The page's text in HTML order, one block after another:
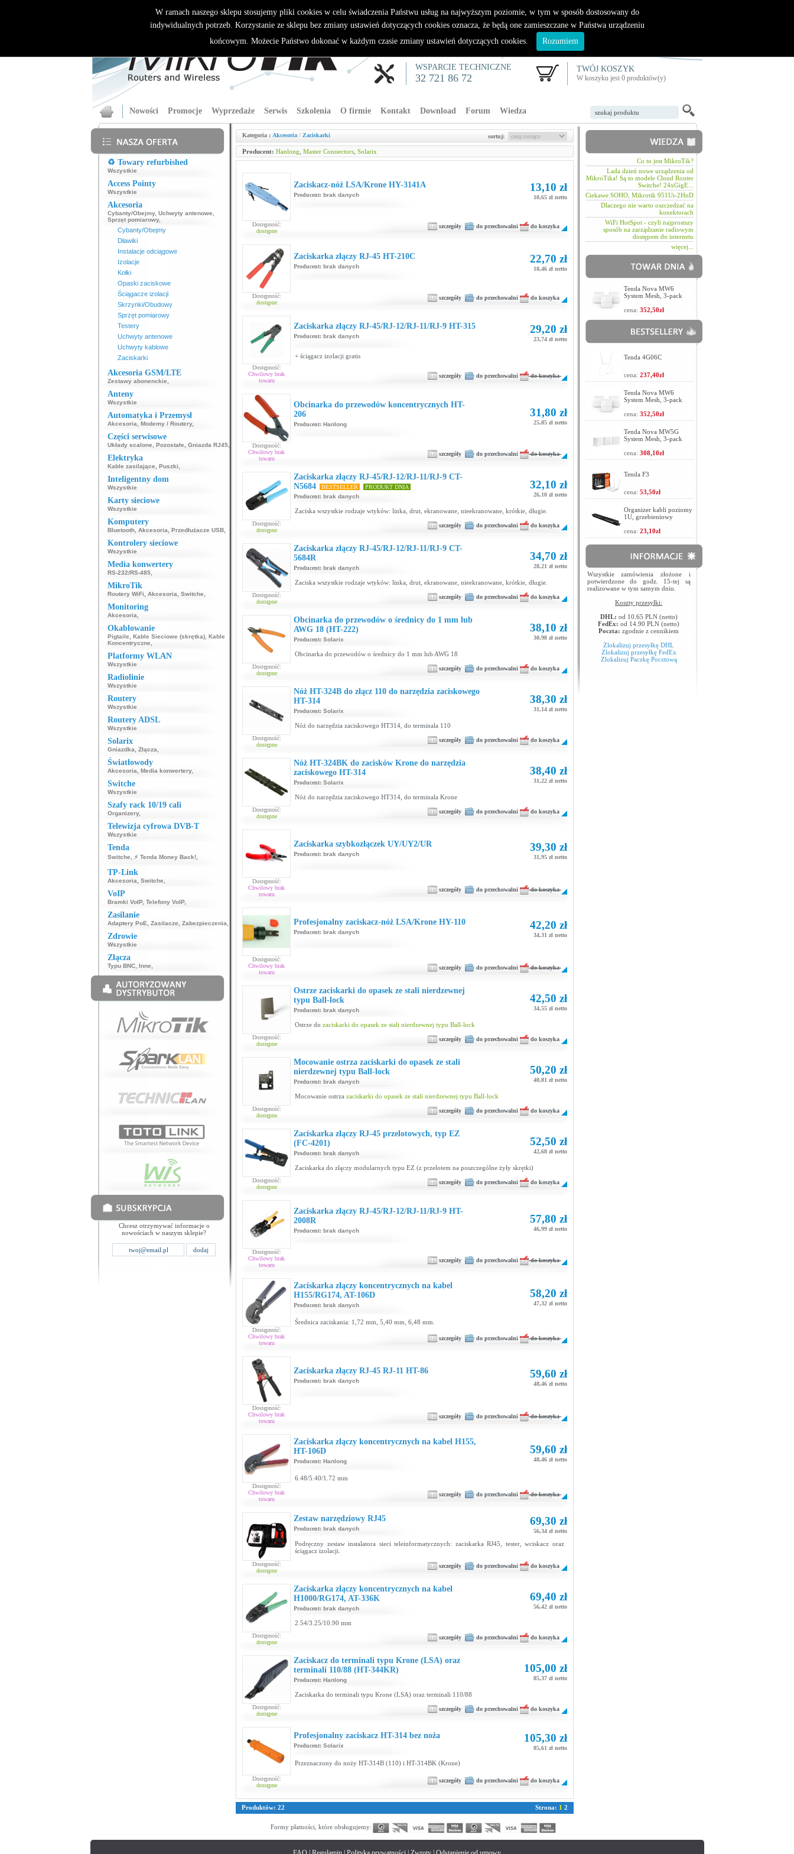
WSPARCIE TECHNICZNE
32 721 86 72
TWÓJ KOSZYK
W koszyku jest 0 produktów(y)
Nowości Promocje Wyprzedaże Serwis Szkolenia O firmie Kontakt Download Forum Wiedza
♻️ Towary refurbished
Wszystkie
Access Pointy
Wszystkie
Akcesoria
Cybanty/Obejmy, Uchwyty antenowe
Sprzęt pomiarowy,
Cybanty/Obejmy
Dławiki
Instalacje odciągowe
Izolacje
Kołki
Opaski zaciskowe
Ściągacze izolacji
Skrzynki/Obudowy
Sprzęt pomiarowy
Testery
Uchwyty antenowe
Uchwyty kablowe
Zaciskarki
Akcesoria GSM/LTE
Zestawy abonenckie
Anteny
Wszystkie
Automatyka i Przemysł
Akcesoria Modemy / Routery,
Części serwisowe
Układy scalone Pozostałe Gniazda RJ45,
Elektryka
Kable zasilające Puszki
Inteligentny dom
Wszystkie
Karty sieciowe
Wszystkie
Komputery
Bluetooth, Akcesoria Przedłużacze USB,
Kontrolery sieciowe
Wszystkie
Media konwertery
RS-232/RS-485,
MikroTik
Routery WiFi Akcesoria Switche
Monitoring
Akcesoria
Okablowanie
Pigtaile Kable Sieciowe (skrętka), Kable
Koncentryczne
Platformy WLAN
Wszystkie
Radiolinie
Wszystkie
Routery
Wszystkie
Routery ADSL
Wszystkie
Solarix
Gniazdka Złącza
Światłowody
Akcesoria Media konwertery,
Switche
Wszystkie
Szafy rack 10/19 cali
Organizery,
Telewizja cyfrowa DVB-T
Wszystkie
Tenda
Switche ⚡ Tenda Money Back!,
TP-Link
Akcesoria Switche
VoIP
Bramki VoIP, Telefony VoIP,
Zasilanie
Adaptery PoE Zasilacze Zabezpieczenia
Zdrowie
Wszystkie
Złącza
Typu BNC, Inne
Chcesz otrzymywać informacje o
nowościach w naszym sklepie?
Kategoria : Akcesoria / Zaciskarki sortuj:
Producent: Hanlong Master Connectors Solarix
Dostępność:
dostępne
Zaciskacz-nóż LSA/Krone HY-3141A
Producent: brak danych
13,10 zł
10,65 zł netto
szczegóły do przechowalni do koszyka
Dostępność:
dostępne
Zaciskarka złączy RJ-45 HT-210C
Producent: brak danych
22,70 zł
18,46 zł netto
szczegóły do przechowalni do koszyka
Dostępność:
Chwilowy brak
towaru
Zaciskarka złączy RJ-45/RJ-12/RJ-11/RJ-9 HT-315
Producent: brak danych
29,20 zł
23,74 zł netto
+ ściągacz izolacji gratis
szczegóły do przechowalni do koszyka
Dostępność:
Chwilowy brak
towaru
Obcinarka do przewodów koncentrycznych HT-
206
Producent: Hanlong
31,80 zł
25,85 zł netto
szczegóły do przechowalni do koszyka
Dostępność:
dostępne
Zaciskarka złączy RJ-45/RJ-12/RJ-11/RJ-9 CT-
N5684
BESTSELLER
PRODUKT DNIA
Producent: brak danych
32,10 zł
26,10 zł netto
Zaciska wszystkie rodzaje wtyków: linka, drut, ekranowane, nieekranowane, krótkie, długie.
szczegóły do przechowalni do koszyka
Dostępność:
dostępne
Zaciskarka złączy RJ-45/RJ-12/RJ-11/RJ-9 CT-
5684R
Producent: brak danych
34,70 zł
28,21 zł netto
Zaciska wszystkie rodzaje wtyków: linka, drut, ekranowane, nieekranowane, krótkie, długie.
szczegóły do przechowalni do koszyka
Dostępność:
dostępne
Obcinarka do przewodów o średnicy do 1 mm lub
AWG 18 (HT-222)
Producent: Solarix
38,10 zł
30,98 zł netto
Obcinarka do przewodów o średnicy do 1 mm lub AWG 18
szczegóły do przechowalni do koszyka
Dostępność:
dostępne
Nóż HT-324B do złącz 110 do narzędzia zaciskowego
HT-314
Producent: Solarix
38,30 zł
31,14 zł netto
Nóż do narzędzia zaciskowego HT314, do terminala 110
szczegóły do przechowalni do koszyka
Dostępność:
dostępne
Nóż HT-324BK do zacisków Krone do narzędzia
zaciskowego HT-314
Producent: Solarix
38,40 zł
31,22 zł netto
Nóż do narzędzia zaciskowego HT314, do terminala Krone
szczegóły do przechowalni do koszyka
Dostępność:
Chwilowy brak
towaru
Zaciskarka szybkozłączek UY/UY2/UR
Producent: brak danych
39,30 zł
31,95 zł netto
szczegóły do przechowalni do koszyka
Dostępność:
Chwilowy brak
towaru
Profesjonalny zaciskacz-nóż LSA/Krone HY-110
Producent: brak danych
42,20 zł
34,31 zł netto
szczegóły do przechowalni do koszyka
Dostępność:
dostępne
Ostrze zaciskarki do opasek ze stali nierdzewnej
typu Ball-lock
Producent: brak danych
42,50 zł
34,55 zł netto
Ostrze do zaciskarki do opasek ze stali nierdzewnej typu Ball-lock
szczegóły do przechowalni do koszyka
Dostępność:
dostępne
Mocowanie ostrza zaciskarki do opasek ze stali
nierdzewnej typu Ball-lock
Producent: brak danych
50,20 zł
40,81 zł netto
Mocowanie ostrza zaciskarki do opasek ze stali nierdzewnej typu Ball-lock
szczegóły do przechowalni do koszyka
Dostępność:
dostępne
Zaciskarka złączy RJ-45 przelotowych, typ EZ
(FC-4201)
Producent: brak danych
52,50 zł
42,68 zł netto
Zaciskarka do złączy modularnych typu EZ (z przelotem na poszczególne żyły skrętki)
szczegóły do przechowalni do koszyka
Dostępność:
Chwilowy brak
towaru
Zaciskarka złączy RJ-45/RJ-12/RJ-11/RJ-9 HT-
2008R
Producent: brak danych
57,80 zł
46,99 zł netto
szczegóły do przechowalni do koszyka
Dostępność:
Chwilowy brak
towaru
Zaciskarka złączy koncentrycznych na kabel
H155/RG174, AT-106D
Producent: brak danych
58,20 zł
47,32 zł netto
Średnica zaciskania: 1,72 mm, 5,40 mm, 6,48 mm.
szczegóły do przechowalni do koszyka
Dostępność:
Chwilowy brak
towaru
Zaciskarka złączy RJ-45 RJ-11 HT-86
Producent: brak danych
59,60 zł
48,46 zł netto
szczegóły do przechowalni do koszyka
Dostępność:
Chwilowy brak
towaru
Zaciskarka złączy koncentrycznych na kabel H155,
HT-106D
Producent: Hanlong
59,60 zł
48,46 zł netto
6.48/5.40/1.72 mm
szczegóły do przechowalni do koszyka
Dostępność:
dostępne
Zestaw narzędziowy RJ45
Producent: brak danych
69,30 zł
56,34 zł netto
Podręczny zestaw instalatora sieci teleinformatycznych: zaciskarka RJ45, tester, wciskacz oraz
ściągacz izolacji.
szczegóły do przechowalni do koszyka
Dostępność:
dostępne
Zaciskarka złączy koncentrycznych na kabel
H1000/RG174, AT-336K
Producent: brak danych
69,40 zł
56,42 zł netto
2.54/3.25/10.90 mm
szczegóły do przechowalni do koszyka
Dostępność:
dostępne
Zaciskacz do terminali typu Krone (LSA) oraz
terminali 110/88 (HT-344KR)
Producent: Hanlong
105,00 zł
85,37 zł netto
Zaciskarka do terminali typu Krone (LSA) oraz terminali 110/88
szczegóły do przechowalni do koszyka
Dostępność:
dostępne
Profesjonalny zaciskacz HT-314 bez noża
Producent: Solarix
105,30 zł
85,61 zł netto
Przeznaczony do noży HT-314B (110) i HT-314BK (Krone)
szczegóły do przechowalni do koszyka
Produktów: 22 Strona: 1 2
Formy płatności, które obsługujemy:
Co to jest MikroTik?
Lada dzień nowe urządzenia od
MikroTika! Są to modele Cloud Router
Switche! 24xGigE...
Ciekawe SOHO, Mikrotik 951Ui-2HnD
Dlaczego nie warto oszczedzać na
konektorach
WiFi HotSpot - czyli najprostszy
sposób na zarządzanie radiowym
dostępem do internetu
więcej...
Tenda Nova MW6
System Mesh, 3-pack
cena: 352,50zł
Tenda 4G06C
cena: 237,40zł
Tenda Nova MW6
System Mesh, 3-pack
cena: 352,50zł
Tenda Nova MW5G
System Mesh, 3-pack
cena: 308,10zł
Tenda F3
cena: 53,50zł
Organizer kabli poziomy
1U, grzebieniowy
cena: 23,10zł
Wszystkie zamówienia złożone i
potwierdzone do godz. 15-tej są
realizowane w tym samym dniu.
Koszty przesyłki:
DHL: od 10.65 PLN (netto)
FedEx: od 14.90 PLN (netto)
Poczta: zgodnie z cennikiem
Zlokalizuj przesyłkę DHL
Zlokalizuj przesyłkę FedEx
Zlokalizuj Paczkę Pocztową
W ramach naszego sklepu stosujemy pliki cookies w celu świadczenia Państwu usług na najwyższym poziomie, w tym w sposób dostosowany do
indywidualnych potrzeb. Korzystanie ze sklepu bez zmiany ustawień dotyczących cookies oznacza, że będą one zamieszczane w Państwa urządzeniu
końcowym. Możecie Państwo dokonać w każdym czasie zmiany ustawień dotyczących cookies.
Rozumiem